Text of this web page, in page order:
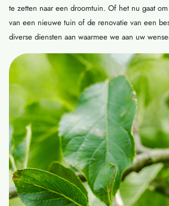
te zetten naar een droomtuin. Of het nu gaat
van een nieuwe tuin of de renovatie van een
diverse diensten aan waarmee we aan uw